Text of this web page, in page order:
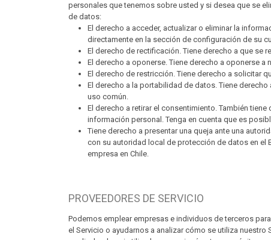
personales que tenemos sobre usted y si desea que se
de datos:
El derecho a acceder, actualizar o eliminar la
directamente en la sección de configuración de su
El derecho de rectificación. Tiene derecho a que
El derecho a oponerse. Tiene derecho a oponerse
El derecho de restricción. Tiene derecho a solicitar
El derecho a la portabilidad de datos. Tiene
uso común.
El derecho a retirar el consentimiento. También
información personal. Tenga en cuenta que es
Tiene derecho a presentar una queja ante una
con su autoridad local de protección de datos en el
empresa en Chile.
PROVEEDORES DE SERVICIO
Podemos emplear empresas e individuos de terceros
el Servicio o ayudarnos a analizar cómo se utiliza